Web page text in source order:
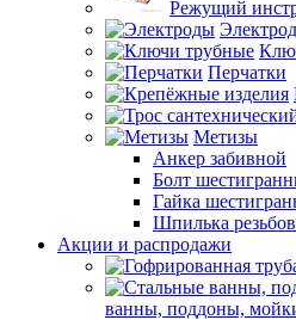
Режущий
Перчатки
Метизы
Анкер забивной
Болт
Гайка
Шпилька
Акции и распродажи
ванны, поддоны,